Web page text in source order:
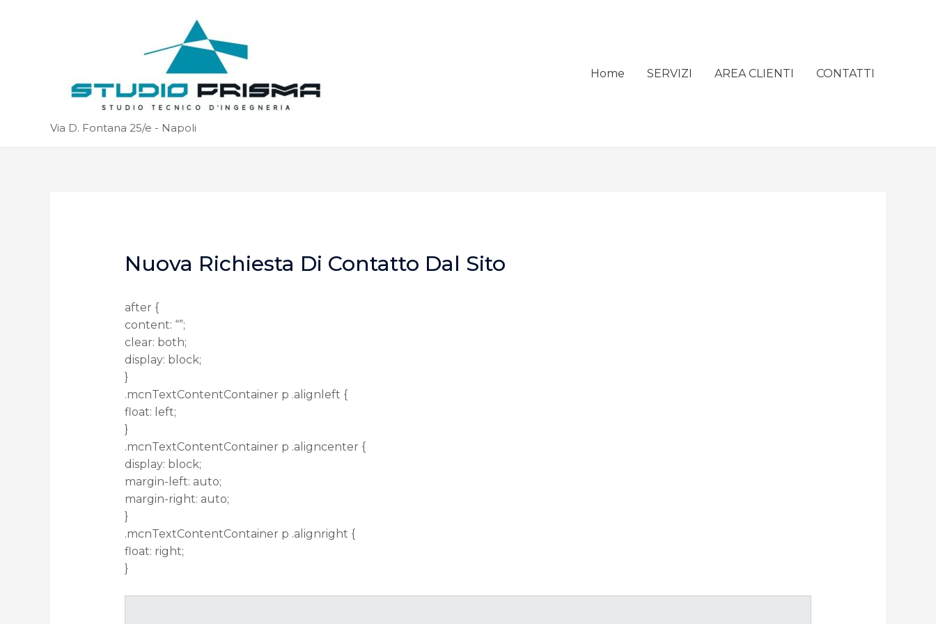
Via D. Fontana 25/e - Napoli
Home SERVIZI AREA CLIENTI CONTATTI
Nuova Richiesta Di Contatto Dal Sito
after {
content: “”;
clear: both;
display: block;
}
.mcnTextContentContainer p .alignleft {
float: left;
}
.mcnTextContentContainer p .aligncenter {
display: block;
margin-left: auto;
margin-right: auto;
}
.mcnTextContentContainer p .alignright {
float: right;
}